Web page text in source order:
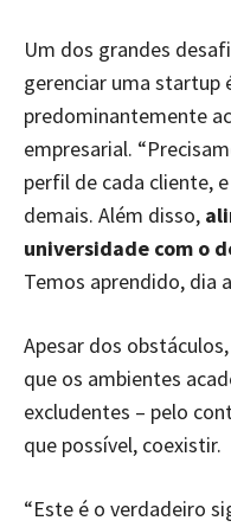
Um dos grandes
gerenciar uma startup
predominantemente
empresarial.
perfil de cada cliente,
demais. Além disso,
universidade com o
Temos aprendido, dia
Apesar dos
que os ambientes
excludentes – pelo
que possível, coexistir.
“Este é o verdadeiro